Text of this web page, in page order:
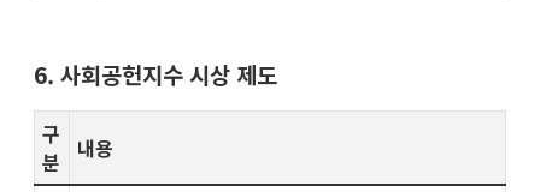
6. 사회공헌지수 시상 제도
구
분
내용